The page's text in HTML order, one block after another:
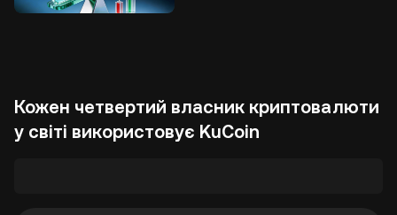
Кожен четвертий власник криптовалюти
у світі використовує KuCoin